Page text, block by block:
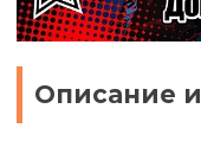
Описание